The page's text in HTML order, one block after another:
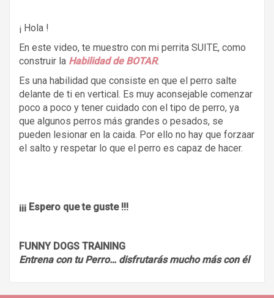
¡ Hola !
En este video, te muestro con mi perrita SUITE, como
construir la Habilidad de BOTAR.
Es una habilidad que consiste en que el perro salte
delante de ti en vertical. Es muy aconsejable comenzar
poco a poco y tener cuidado con el tipo de perro, ya
que algunos perros más grandes o pesados, se
pueden lesionar en la caida. Por ello no hay que forzaar
el salto y respetar lo que el perro es capaz de hacer.
¡¡¡ Espero que te guste !!!
FUNNY DOGS TRAINING
Entrena con tu Perro… disfrutarás mucho más con él